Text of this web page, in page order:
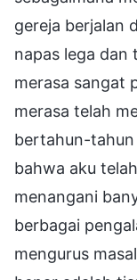
gereja berjalan
napas lega dan
merasa sangat
merasa telah
bertahun-tahun
bahwa aku
menangani
berbagai
mengurus